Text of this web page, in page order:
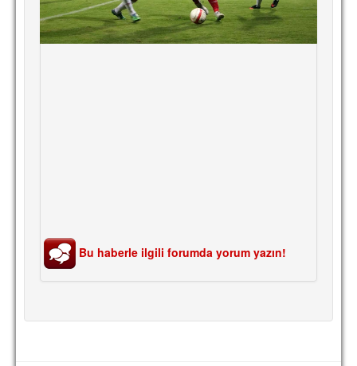
Bu haberle ilgili forumda yorum yazın!